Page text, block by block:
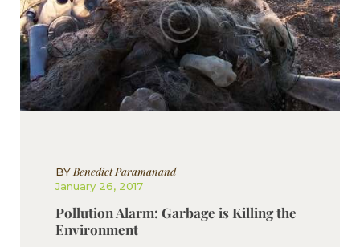
BYBenedict Paramanand
January 26, 2017
Pollution Alarm: Garbage is Killing the
Environment